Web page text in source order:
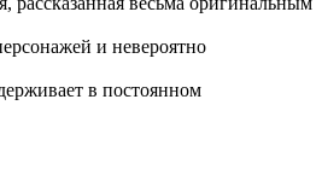
и невероятно
в постоянном